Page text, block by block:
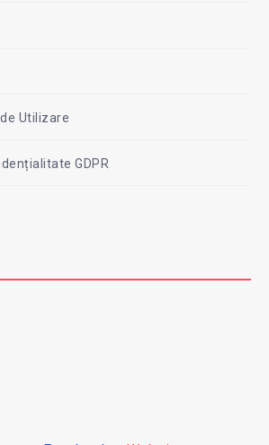
Utilizare
GDPR